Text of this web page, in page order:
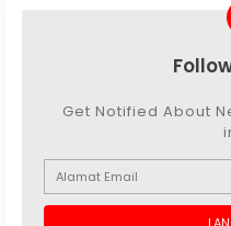
Get Notified About